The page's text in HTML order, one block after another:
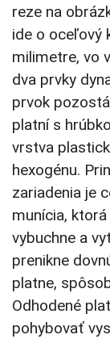
reze na
ide o oceľový
milimetre, vo
dva prvky
prvok
platní s
vrstva
hexogénu.
zariadenia je
munícia,
vybuchne a
prenikne
platne,
Odhodené
pohybovať